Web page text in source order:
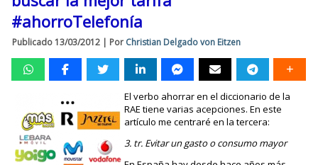
#ahorroTelefonía
Publicado 13/03/2012 | Por Christian Delgado von Eitzen
El verbo ahorrar en el diccionario de la
RAE tiene varias acepciones. En este
artículo me centraré en la tercera:
3. tr. Evitar un gasto o consumo mayor